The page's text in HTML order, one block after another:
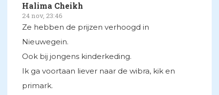
Halima Cheikh
24 nov, 23:46
Ze hebben de prijzen verhoogd in
Nieuwegein.
Ook bij jongens kinderkeding.
Ik ga voortaan liever naar de wibra, kik en
primark.